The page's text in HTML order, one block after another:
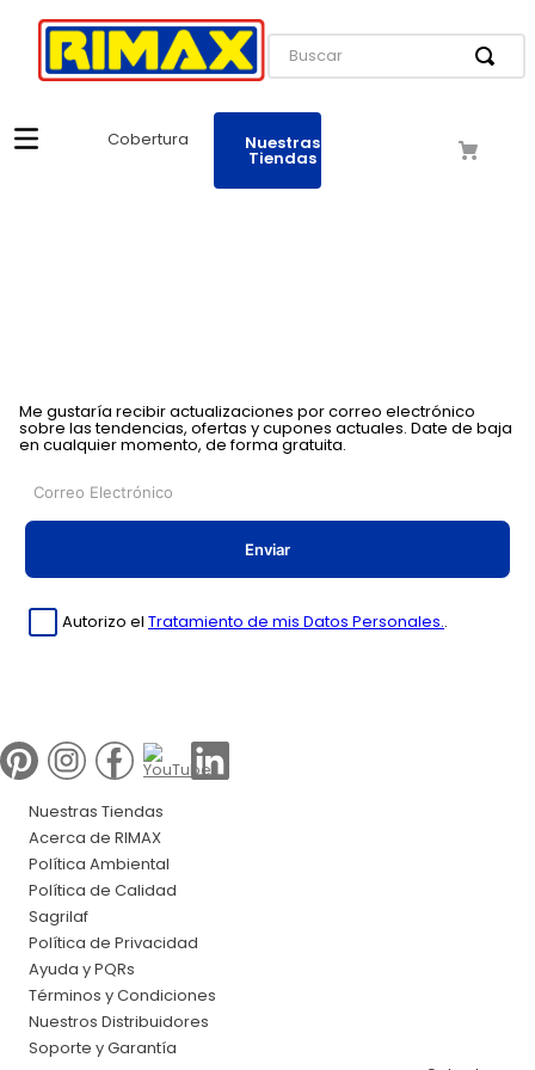
Buscar
Cobertura Nuestras
Tiendas
Me gustaría recibir actualizaciones por correo electrónico
sobre las tendencias, ofertas y cupones actuales. Date de baja
en cualquier momento, de forma gratuita.
Enviar
Autorizo el Tratamiento de mis Datos Personales..
Nuestras Tiendas
Acerca de RIMAX
Política Ambiental
Política de Calidad
Sagrilaf
Política de Privacidad
Ayuda y PQRs
Términos y Condiciones
Nuestros Distribuidores
Soporte y Garantía